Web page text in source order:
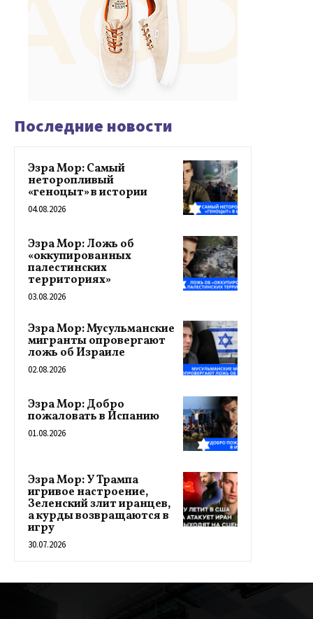
Последние новости
Эзра Мор: Самый
неторопливый
«геноцыт» в истории
04.08.2026
Эзра Мор: Ложь об
«оккупированных
палестинских
территориях»
03.08.2026
Эзра Мор: Мусульманские
мигранты опровергают
ложь об Израиле
02.08.2026
Эзра Мор: Добро
пожаловать в Испанию
01.08.2026
Эзра Мор: У Трампа
игривое настроение,
Зеленский злит иранцев,
а курды возвращаются в
игру
30.07.2026